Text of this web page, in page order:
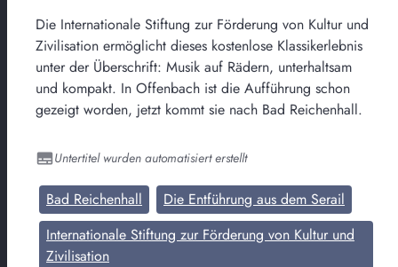
Die Internationale Stiftung zur Förderung von Kultur und
Zivilisation ermöglicht dieses kostenlose Klassikerlebnis
unter der Überschrift: Musik auf Rädern, unterhaltsam
und kompakt. In Offenbach ist die Aufführung schon
gezeigt worden, jetzt kommt sie nach Bad Reichenhall.
Untertitel wurden automatisiert erstellt
Bad Reichenhall
Die Entführung aus dem Serail
Internationale Stiftung zur Förderung von Kultur und
Zivilisation